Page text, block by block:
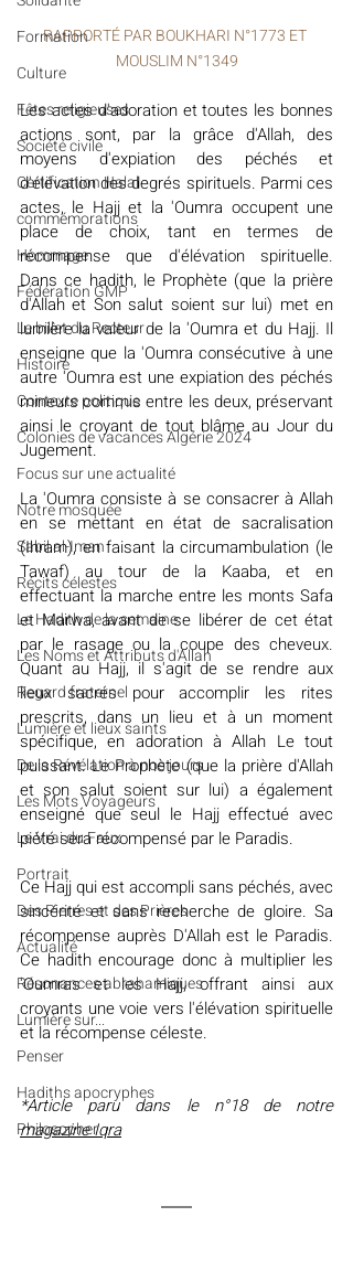
Formation
Culture
Fêtes religieuses
Société civile
Certification Halal
commémorations
Hommage
Fédération GMP
Le billet du Recteur
Histoire
Contexte politique
Colonies de vacances Algérie 2024
​​Focus sur une actualité
Notre mosquée
Sabil al-Iman
Récits célestes
Le Hadith de la semaine
Les Noms et Attributs d'Allah
Regard fraternel
Lumière et lieux saints
De la Révélation à nos jours
Les Mots Voyageurs
Le Vrai du Faux
Portrait
Des Pierres et des Prières
Actualité
Résonances abrahamiques
Lumière sur...
Penser
Hadiths apocryphes
Philosopher
RAPPORTÉ PAR BOUKHARI N°1773 ET
MOUSLIM N°1349
Les actes d'adoration et toutes les bonnes
actions sont, par la grâce d'Allah, des
moyens d'expiation des péchés et
d'élévation des degrés spirituels. Parmi ces
actes, le Hajj et la 'Oumra occupent une
place de choix, tant en termes de
récompense que d'élévation spirituelle.
Dans ce hadith, le Prophète (que la prière
d'Allah et Son salut soient sur lui) met en
lumière la valeur de la 'Oumra et du Hajj. Il
enseigne que la 'Oumra consécutive à une
autre 'Oumra est une expiation des péchés
mineurs commis entre les deux, préservant
ainsi le croyant de tout blâme au Jour du
Jugement.
La 'Oumra consiste à se consacrer à Allah
en se mettant en état de sacralisation
(Ihram), en faisant la circumambulation (le
Tawaf) au tour de la Kaaba, et en
effectuant la marche entre les monts Safa
et Marwa, avant de se libérer de cet état
par le rasage ou la coupe des cheveux.
Quant au Hajj, il s'agit de se rendre aux
lieux sacrés pour accomplir les rites
prescrits, dans un lieu et à un moment
spécifique, en adoration à Allah Le tout
puissant. Le Prophète (que la prière d'Allah
et son salut soient sur lui) a également
enseigné que seul le Hajj effectué avec
piété sera récompensé par le Paradis.
Ce Hajj qui est accompli sans péchés, avec
sincérité et sans recherche de gloire. Sa
récompense auprès D'Allah est le Paradis.
Ce hadith encourage donc à multiplier les
'Oumras et les Hajj, offrant ainsi aux
croyants une voie vers l'élévation spirituelle
et la récompense céleste.
*Article paru dans le n°18 de notre
magazine Iqra